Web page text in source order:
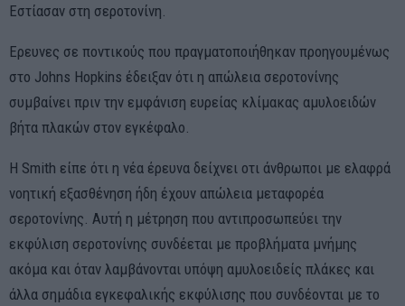
Εστίασαν στη σεροτονίνη.
Ερευνες σε ποντικούς που πραγματοποιήθηκαν προηγουμένως
στο Johns Hopkins έδειξαν ότι η απώλεια σεροτονίνης
συμβαίνει πριν την εμφάνιση ευρείας κλίμακας αμυλοειδών
βήτα πλακών στον εγκέφαλο.
Η Smith είπε ότι η νέα έρευνα δείχνει οτι άνθρωποι με ελαφρά
νοητική εξασθένηση ήδη έχουν απώλεια μεταφορέα
σεροτονίνης. Αυτή η μέτρηση που αντιπροσωπεύει την
εκφύλιση σεροτονίνης συνδέεται με προβλήματα μνήμης
ακόμα και όταν λαμβάνονται υπόψη αμυλοειδείς πλάκες και
άλλα σημάδια εγκεφαλικής εκφύλισης που συνδέονται με το